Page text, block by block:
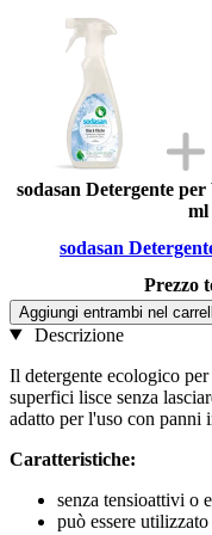
sodasan Detergente
ml
sodasan
Prezzo
Aggiungi entrambi nel
Descrizione
Il detergente ecologico
superfici lisce senza
adatto per l'uso con panni
Caratteristiche:
senza tensioattivi o
può essere